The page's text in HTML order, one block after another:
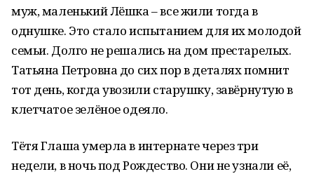
муж, маленький Лёшка – все жили тогда в
однушке. Это стало испытанием для их молодой
семьи. Долго не решались на дом престарелых.
Татьяна Петровна до сих пор в деталях помнит
тот день, когда увозили старушку, завёрнутую в
клетчатое зелёное одеяло.
Тётя Глаша умерла в интернате через три
недели, в ночь под Рождество. Они не узнали её,